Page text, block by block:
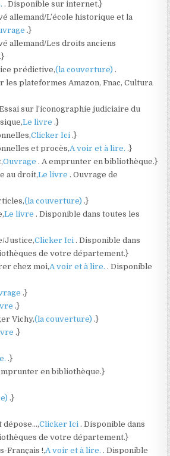
. Disponible sur internet.}
allemand/L’école historique et la
.}
allemand/Les droits anciens
.}
prédictive,(la couverture).
les plateformes Amazon, Fnac, Cultura
sur l’iconographie judiciaire du
Le livre.}
Clicker Ici.}
et procès,A voir et à lire..}
Ouvrage. A emprunter en bibliothèque.}
au droit,Le livre. Ouvrage de
(la couverture).}
Le livre. Disponible dans toutes les
Justice,Clicker Ici. Disponible dans
de votre département.}
chez moi,A voir et à lire.. Disponible
.}
.}
Vichy,(la couverture).}
.}
.}
en bibliothèque.}
.}
dépose…,Clicker Ici. Disponible dans
de votre département.}
Français !,A voir et à lire.. Disponible